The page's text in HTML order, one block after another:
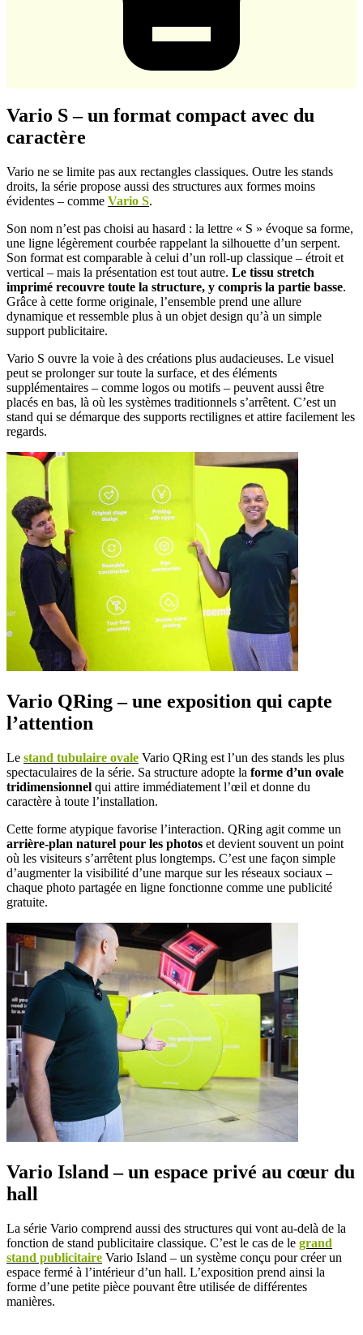
Vario S – un format compact avec du
caractère
Vario ne se limite pas aux rectangles classiques. Outre les stands
droits, la série propose aussi des structures aux formes moins
évidentes – comme Vario S.
Son nom n’est pas choisi au hasard : la lettre « S » évoque sa forme,
une ligne légèrement courbée rappelant la silhouette d’un serpent.
Son format est comparable à celui d’un roll-up classique – étroit et
vertical – mais la présentation est tout autre. Le tissu stretch
imprimé recouvre toute la structure, y compris la partie basse.
Grâce à cette forme originale, l’ensemble prend une allure
dynamique et ressemble plus à un objet design qu’à un simple
support publicitaire.
Vario S ouvre la voie à des créations plus audacieuses. Le visuel
peut se prolonger sur toute la surface, et des éléments
supplémentaires – comme logos ou motifs – peuvent aussi être
placés en bas, là où les systèmes traditionnels s’arrêtent. C’est un
stand qui se démarque des supports rectilignes et attire facilement les
regards.
Vario QRing – une exposition qui capte
l’attention
Le stand tubulaire ovale Vario QRing est l’un des stands les plus
spectaculaires de la série. Sa structure adopte la forme d’un ovale
tridimensionnel qui attire immédiatement l’œil et donne du
caractère à toute l’installation.
Cette forme atypique favorise l’interaction. QRing agit comme un
arrière-plan naturel pour les photos et devient souvent un point
où les visiteurs s’arrêtent plus longtemps. C’est une façon simple
d’augmenter la visibilité d’une marque sur les réseaux sociaux –
chaque photo partagée en ligne fonctionne comme une publicité
gratuite.
Vario Island – un espace privé au cœur du
hall
La série Vario comprend aussi des structures qui vont au-delà de la
fonction de stand publicitaire classique. C’est le cas de le grand
stand publicitaire Vario Island – un système conçu pour créer un
espace fermé à l’intérieur d’un hall. L’exposition prend ainsi la
forme d’une petite pièce pouvant être utilisée de différentes
manières.